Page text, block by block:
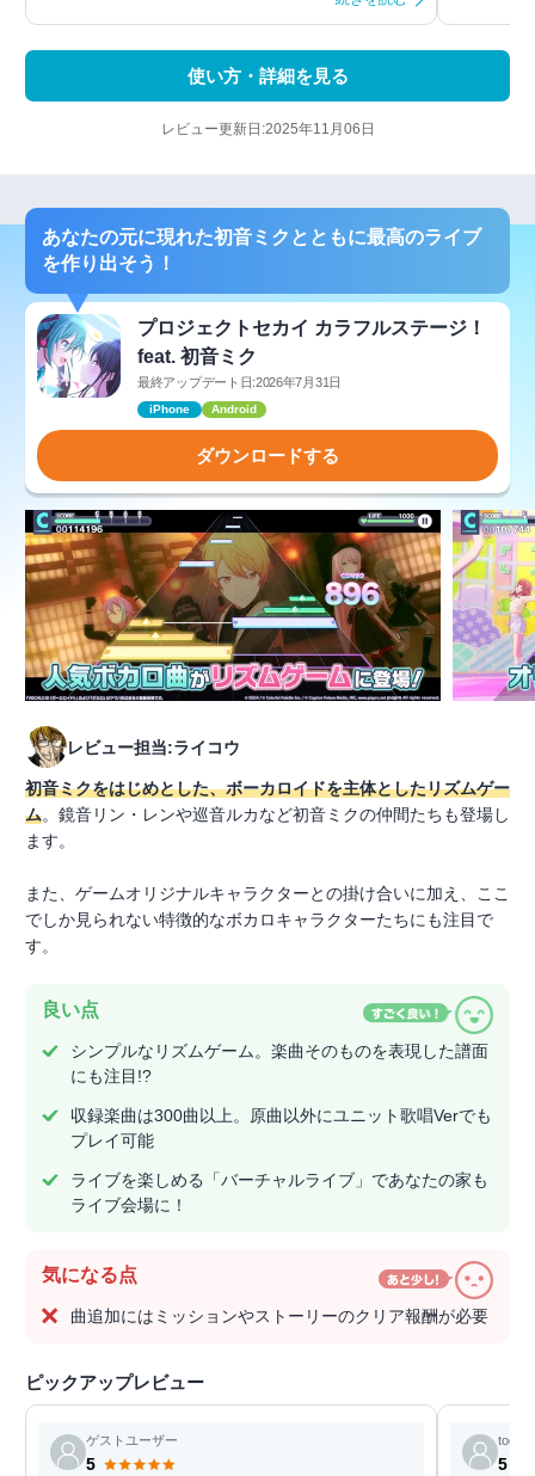
使い方・詳細を見る
レビュー更新日:2025年11月06日
あなたの元に現れた初音ミクとともに最高のライブ
を作り出そう！
プロジェクトセカイ カラフルステージ！
feat. 初音ミク
最終アップデート日:2026年7月31日
iPhone Android
ダウンロードする
レビュー担当:ライコウ
初音ミクをはじめとした、ボーカロイドを主体としたリズムゲー
ム。鏡音リン・レンや巡音ルカなど初音ミクの仲間たちも登場し
ます。
また、ゲームオリジナルキャラクターとの掛け合いに加え、ここ
でしか見られない特徴的なボカロキャラクターたちにも注目で
す。
良い点
シンプルなリズムゲーム。楽曲そのものを表現した譜面
にも注目!?
収録楽曲は300曲以上。原曲以外にユニット歌唱Verでも
プレイ可能
ライブを楽しめる「バーチャルライブ」であなたの家も
ライブ会場に！
気になる点
曲追加にはミッションやストーリーのクリア報酬が必要
ピックアップレビュー
ゲストユーザー
5
5